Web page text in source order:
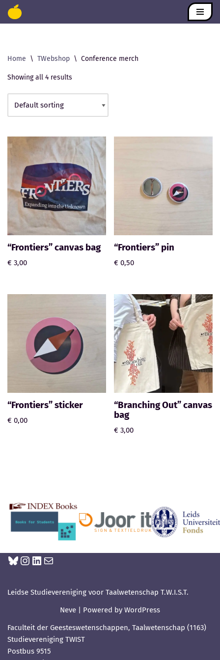
Skip
Home \ TWebshop \ Conference merch
Showing all 4 results
“Frontiers” canvas bag
€ 3,00
“Frontiers” pin
€ 0,50
“Frontiers” sticker
€ 0,00
“Branching Out” canvas
bag
€ 3,00
Leidse Studievereniging voor Taalwetenschap T.W.I.S.T.
Neve | Powered by WordPress
Faculteit der Geesteswetenschappen, Taalwetenschap (1163)
Studievereniging TWIST
Postbus 9515